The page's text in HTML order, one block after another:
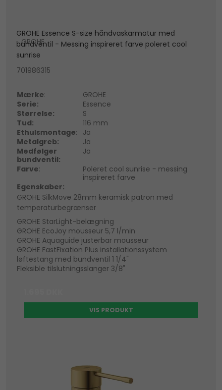
GROHE Essence S-size håndvaskarmatur med
bundventil - Messing inspireret farve poleret cool
sunrise
GROHE
701986315
Mærke:
GROHE
Serie:
Essence
Størrelse:
S
Tud:
116 mm
Ethulsmontage:
Ja
Metalgreb:
Ja
Medfølger
bundventil:
Ja
Farve:
Poleret cool sunrise - messing
inspireret farve
Egenskaber:
GROHE SilkMove 28mm keramisk patron med
temperaturbegrænser
GROHE StarLight-belægning
GROHE EcoJoy mousseur 5,7 l/min
GROHE Aquaguide justerbar mousseur
GROHE FastFixation Plus installationssystem
løftestang med bundventil 1 1/4"
Fleksible tilslutningsslanger 3/8"
VIS PRODUKT